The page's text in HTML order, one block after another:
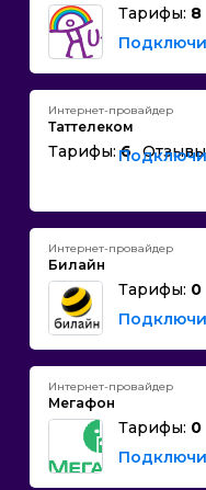
Тарифы: 8
Интернет-провайдер
Таттелеком
Тарифы:6
Интернет-провайдер
Билайн
Тарифы: 0
Интернет-провайдер
Мегафон
Тарифы: 0